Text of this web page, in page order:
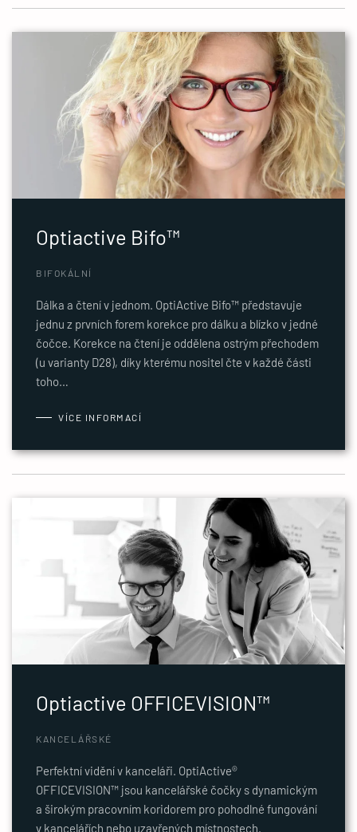
Optiactive Bifo™
BIFOKÁLNÍ
Dálka a čtení v jednom. OptiActive Bifo™ představuje
jednu z prvních forem korekce pro dálku a blízko v jedné
čočce. Korekce na čtení je oddělena ostrým přechodem
(u varianty D28), díky kterému nositel čte v každé části
toho…
VÍCE INFORMACÍ
Optiactive OFFICEVISION™
KANCELÁŘSKÉ
Perfektní vidění v kanceláři. OptiActive®
OFFICEVISION™ jsou kancelářské čočky s dynamickým
a širokým pracovním koridorem pro pohodlné fungování
v kancelářích nebo uzavřených místnostech.